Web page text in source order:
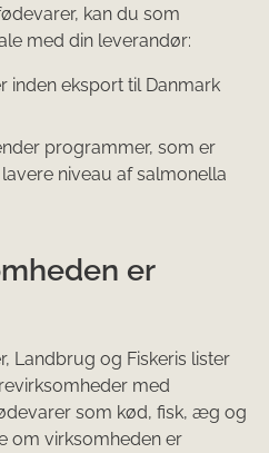
kan du som
med din leverandør:
inden eksport til Danmark
programmer, som er
niveau af salmonella
er
Landbrug og Fiskeris lister
med
som kød, fisk, æg og
om virksomheden er